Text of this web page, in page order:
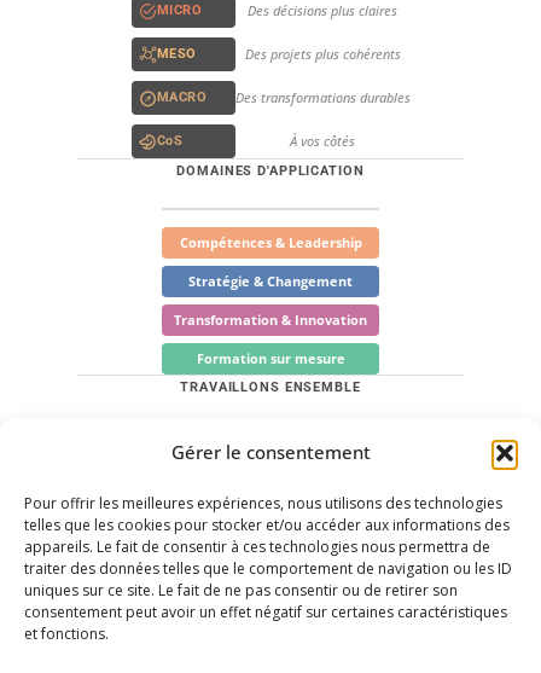
Gérer le consentement
Pour offrir les meilleures expériences, nous utilisons des technologies
telles que les cookies pour stocker et/ou accéder aux informations des
appareils. Le fait de consentir à ces technologies nous permettra de
traiter des données telles que le comportement de navigation ou les ID
uniques sur ce site. Le fait de ne pas consentir ou de retirer son
consentement peut avoir un effet négatif sur certaines caractéristiques
et fonctions.
MICRO Des décisions plus claires
MESO Des projets plus cohérents
MACRO Des transformations durables
CoS À vos côtés
DOMAINES D'APPLICATION
Compétences & Leadership
Stratégie & Changement
Transformation & Innovation
Formation sur mesure
TRAVAILLONS ENSEMBLE
Quels sont vos besoins ? Trouvons les solutions
Me contacter
Prendre rendez-vous
LinkedIn